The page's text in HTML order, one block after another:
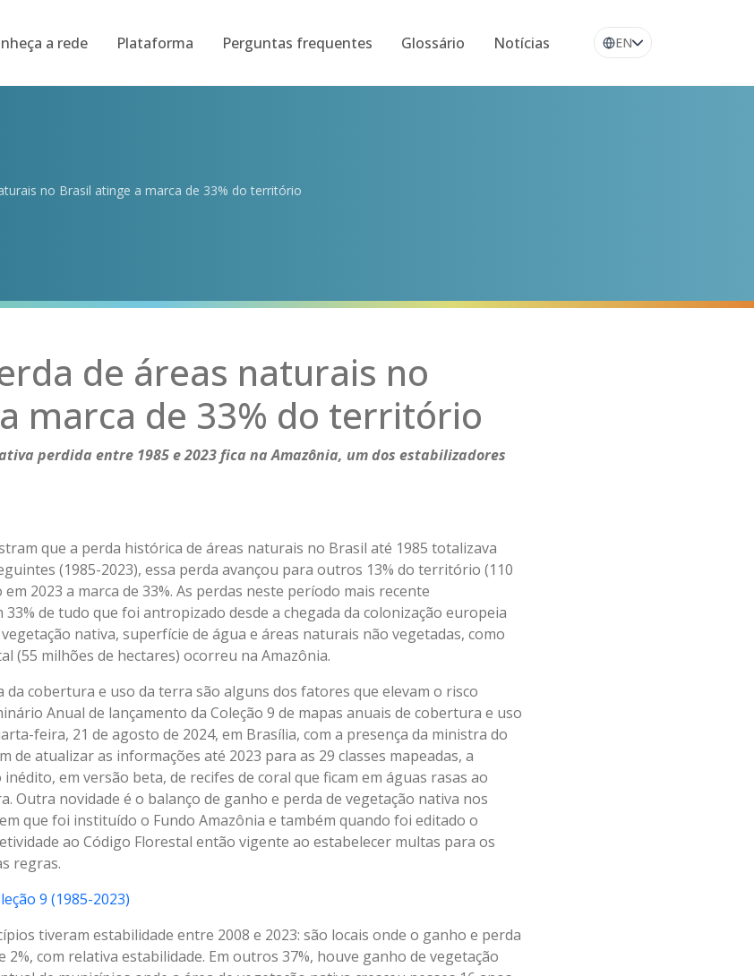
a rede Plataforma Perguntas frequentes Glossário Notícias EN
no Brasil atinge a marca de 33% do território
de áreas naturais no
marca de 33% do território
perdida entre 1985 e 2023 fica na Amazônia, um dos estabilizadores
que a perda histórica de áreas naturais no Brasil até 1985 totalizava
(1985-2023), essa perda avançou para outros 13% do território (110
2023 a marca de 33%. As perdas neste período mais recente
de tudo que foi antropizado desde a chegada da colonização europeia
nativa, superfície de água e áreas naturais não vegetadas, como
(55 milhões de hectares) ocorreu na Amazônia.
da cobertura e uso da terra são alguns dos fatores que elevam o risco
Anual de lançamento da Coleção 9 de mapas anuais de cobertura e uso
feira, 21 de agosto de 2024, em Brasília, com a presença da ministra do
de atualizar as informações até 2023 para as 29 classes mapeadas, a
em versão beta, de recifes de coral que ficam em águas rasas ao
Outra novidade é o balanço de ganho e perda de vegetação nativa nos
que foi instituído o Fundo Amazônia e também quando foi editado o
ao Código Florestal então vigente ao estabelecer multas para os
regras.
9 (1985-2023)
tiveram estabilidade entre 2008 e 2023: são locais onde o ganho e perda
com relativa estabilidade. Em outros 37%, houve ganho de vegetação